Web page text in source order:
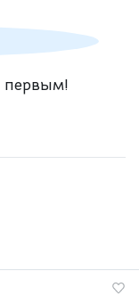
первым!